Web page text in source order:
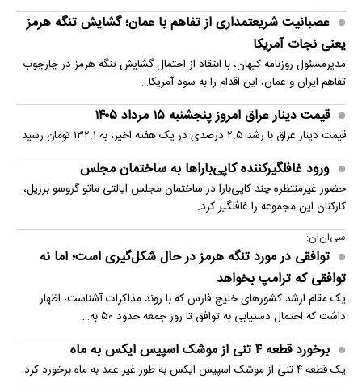
عصبانیت شریعتمداری از تفاهم با عمان؛ گشایش تنگه هرمز
یعنی نجات آمریکا
مدیرمسئول روزنامه کیهان، با انتقاد از احتمال گشایش تنگه هرمز در چارچوب
تفاهم ایران و عمان، این اقدام را به سود آمریکا…
قیمت دینار عراق امروز پنجشنبه ۱۵ مرداد ۱۴۰۵
قیمت دینار عراق با رشد ۲.۵ درصدی در یک هفته اخیر، به ۱۳۲.۱ تومان رسید
ورود غافلگیرکننده کاپی‌باراها به ساختمان مجلس
حضور غیرمنتظره چند کاپی‌بارا در ساختمان مجلس ایالتی ماتو گروسو برزیل،
کارکنان این مجموعه را غافلگیر کرد.
سی‌ان‌ان:
توافقی در مورد تنگه هرمز در حال شکل‌گیری است؛ اما نه
توافقی که ترامپ بخواهد
یک مقام ارشد کشورهای خلیج فارس که با روند مذاکرات آشناست، اظهار
داشت که احتمال دستیابی به توافق تا روز جمعه حدود ۵۰ به…
برخورد قطعه ۴ تنی از موشک اسپیس ایکس به ماه
یک قطعه ۴ تنی از موشک اسپیس ایکس به طور غیر عمد به ماه برخورد کرد.